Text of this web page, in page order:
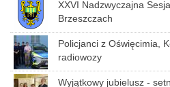
XXVI Nadzwyczajna
Brzeszczach
Policjanci z Oświęcimia,
radiowozy
Wyjątkowy jubielusz -